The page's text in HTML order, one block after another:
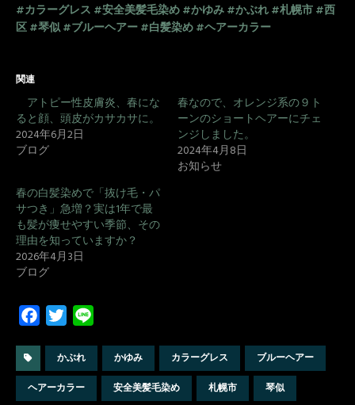
#カラーグレス #安全美髪毛染め#かゆみ#かぶれ#札幌市#西
区#琴似#ブルーヘアー#白髪染め#ヘアーカラー
関連
アトピー性皮膚炎、春にな
ると顔、頭皮がカサカサに。
2024年6月2日
ブログ
春なので、オレンジ系の９ト
ーンのショートヘアーにチェ
ンジしました。
2024年4月8日
お知らせ
春の白髪染めで「抜け毛・パ
サつき」急増？実は1年で最
も髪が痩せやすい季節、その
理由を知っていますか？
2026年4月3日
ブログ
e
b
i
t
t
e
かぶれ かゆみ カラーグレス
ブルーヘアー
ヘアーカラー
安全美髪毛染め 札幌市
琴似